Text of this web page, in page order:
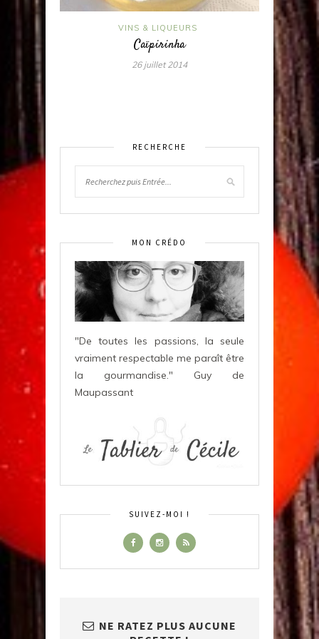
VINS & LIQUEURS
Caïpirinha
26 juillet 2014
RECHERCHE
MON CRÉDO
"De toutes les passions, la seule
vraiment respectable me paraît être
la gourmandise." Guy de
Maupassant
SUIVEZ-MOI !
NE RATEZ PLUS AUCUNE